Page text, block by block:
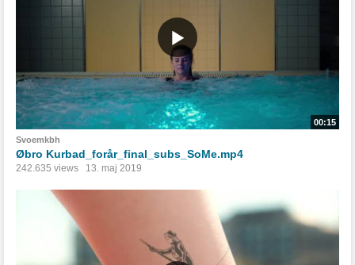
00:15
Svoemkbh
Øbro Kurbad_forår_final_subs_SoMe.mp4
242.635 views 13. maj 2019